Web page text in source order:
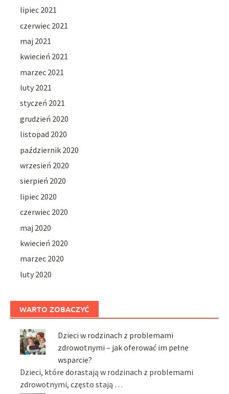
lipiec 2021
czerwiec 2021
maj 2021
kwiecień 2021
marzec 2021
luty 2021
styczeń 2021
grudzień 2020
listopad 2020
październik 2020
wrzesień 2020
sierpień 2020
lipiec 2020
czerwiec 2020
maj 2020
kwiecień 2020
marzec 2020
luty 2020
WARTO ZOBACZYĆ
Dzieci w rodzinach z problemami
zdrowotnymi – jak oferować im pełne
wsparcie?
Dzieci, które dorastają w rodzinach z problemami
zdrowotnymi, często stają …